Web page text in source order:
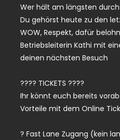
Wer hält am längsten
Du gehörst heute zu den
WOW, Respekt, dafür
Betriebsleiterin Kathi mit
deinen nächsten Besuch
???? TICKETS ????
Ihr könnt euch bereits
Vorteile mit dem Online
? Fast Lane Zugang (kein